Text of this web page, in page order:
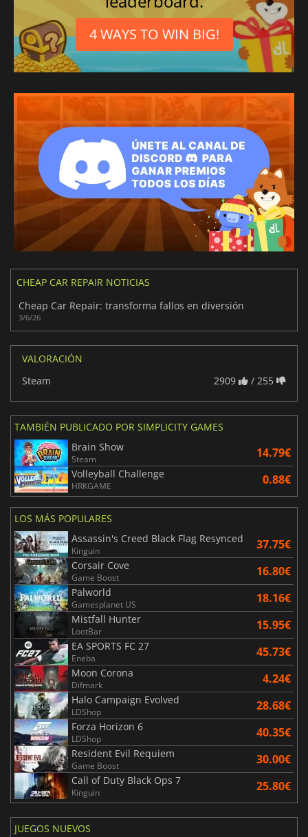
4 WAYS TO WIN BIG!
CHEAP CAR REPAIR NOTICIAS
Cheap Car Repair: transforma fallos en diversión
3/6/26
VALORACIÓN
Steam
2909 / 255
TAMBIÉN PUBLICADO POR SIMPLICITY GAMES
Brain Show
Steam 14.79€
Volleyball Challenge
HRKGAME 0.88€
LOS MÁS POPULARES
Assassin's Creed Black Flag Resynced
Kinguin 37.75€
Corsair Cove
Game Boost 16.80€
Palworld
Gamesplanet US 18.16€
Mistfall Hunter
LootBar 15.95€
EA SPORTS FC 27
Eneba 45.73€
Moon Corona
Difmark 4.24€
Halo Campaign Evolved
LDShop 28.68€
Forza Horizon 6
LDShop 40.35€
Resident Evil Requiem
Game Boost 30.00€
Call of Duty Black Ops 7
Kinguin 25.80€
JUEGOS NUEVOS